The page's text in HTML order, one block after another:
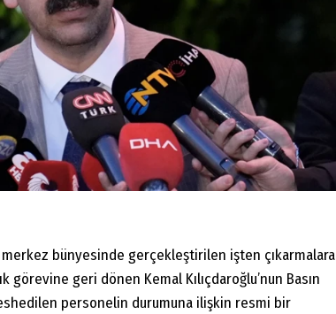
bünyesinde gerçekleştirilen işten çıkarmalara
görevine geri dönen Kemal Kılıçdaroğlu’nun Basın
personelin durumuna ilişkin resmi bir